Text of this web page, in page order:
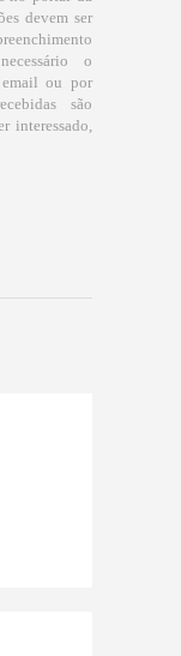
devem ser
o
email ou por
são
interessado,